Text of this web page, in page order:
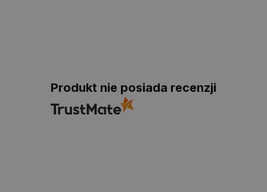
Produkt nie posiada recenzji